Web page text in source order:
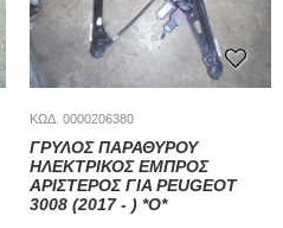
ΚΩΔ. 0000206380
ΓΡΥΛΟΣ ΠΑΡΑΘΥΡΟΥ
ΗΛΕΚΤΡΙΚΟΣ ΕΜΠΡΟΣ
ΑΡΙΣΤΕΡΟΣ ΓΙΑ PEUGEOT
3008 (2017 - ) *Ο*